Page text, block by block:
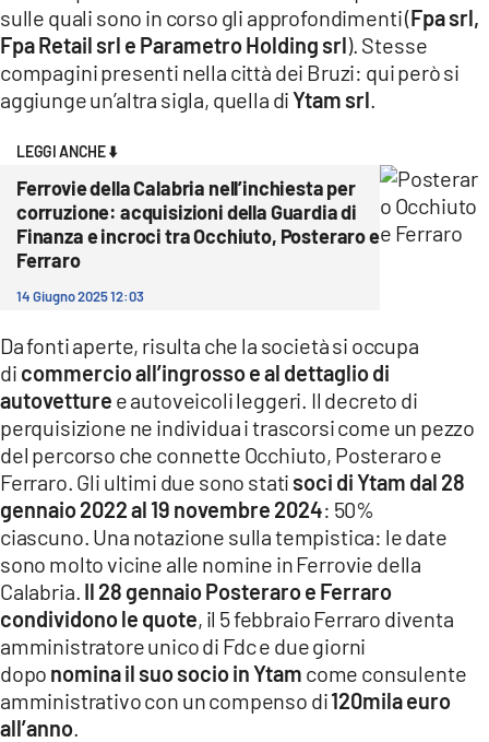
APPLE
sulle quali sono in corso gli approfondimenti (Fpa srl,
Fpa Retail srl e Parametro Holding srl). Stesse
compagini presenti nella città dei Bruzi: qui però si
aggiunge un’altra sigla, quella diYtam srl
LEGGI ANCHE ⬇️
Ferrovie della Calabria nell’inchiesta per
corruzione: acquisizioni della Guardia di
Finanza e incroci tra Occhiuto, Posteraro e
Ferraro
14 Giugno 2025 12:03
Da fonti aperte, risulta che la società si occupa
di commercio all’ingrosso e al dettaglio di
autovetture e autoveicoli leggeri. Il decreto di
perquisizione ne individua i trascorsi come un pezzo
del percorso che connette Occhiuto, Posteraro e
Ferraro. Gli ultimi due sono stati soci di Ytam dal 28
gennaio 2022 al 19 novembre 2024: 50%
ciascuno. Una notazione sulla tempistica: le date
sono molto vicine alle nomine in Ferrovie della
Calabria. Il 28 gennaio Posteraro e Ferraro
condividono le quote, il 5 febbraio Ferraro diventa
amministratore unico di Fdc e due giorni
dopo nomina il suo socio in Ytam come consulente
amministrativo con un compenso di120mila euro
all’anno